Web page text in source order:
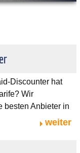
Discounter hat
Wir
besten Anbieter in
weiter